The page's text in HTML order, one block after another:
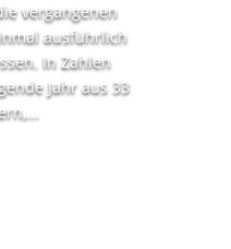
vergangenen
ausführlich
In Zahlen
Jahr aus 33